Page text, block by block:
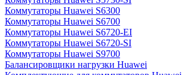
Коммутаторы Huawei S6300
Коммутаторы Huawei S6700
Коммутаторы Huawei S6720-EI
Коммутаторы Huawei S6720-SI
Коммутаторы Huawei S9700
Балансировщики нагрузки Huawei